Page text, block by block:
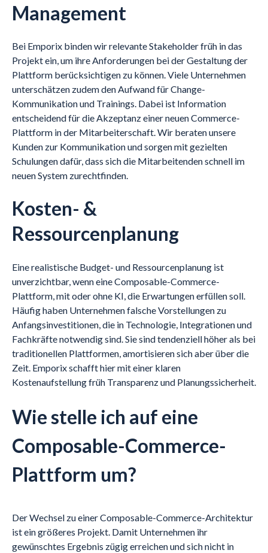
Management
Bei Emporix binden wir relevante Stakeholder früh in das
Projekt ein, um ihre Anforderungen bei der Gestaltung der
Plattform berücksichtigen zu können. Viele Unternehmen
unterschätzen zudem den Aufwand für Change-
Kommunikation und Trainings. Dabei ist Information
entscheidend für die Akzeptanz einer neuen Commerce-
Plattform in der Mitarbeiterschaft. Wir beraten unsere
Kunden zur Kommunikation und sorgen mit gezielten
Schulungen dafür, dass sich die Mitarbeitenden schnell im
neuen System zurechtfinden.
Kosten- &
Ressourcenplanung
Eine realistische Budget- und Ressourcenplanung ist
unverzichtbar, wenn eine Composable-Commerce-
Plattform, mit oder ohne KI, die Erwartungen erfüllen soll.
Häufig haben Unternehmen falsche Vorstellungen zu
Anfangsinvestitionen, die in Technologie, Integrationen und
Fachkräfte notwendig sind. Sie sind tendenziell höher als bei
traditionellen Plattformen, amortisieren sich aber über die
Zeit. Emporix schafft hier mit einer klaren
Kostenaufstellung früh Transparenz und Planungssicherheit.
Wie stelle ich auf eine
Composable-Commerce-
Plattform um?
Der Wechsel zu einer Composable-Commerce-Architektur
ist ein größeres Projekt. Damit Unternehmen ihr
gewünschtes Ergebnis zügig erreichen und sich nicht in